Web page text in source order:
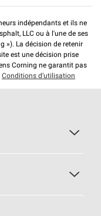
indépendants et ils ne
LLC ou à l'une de ses
»). La décision de retenir
est une décision prise
Corning ne garantit pas
Conditions d’utilisation